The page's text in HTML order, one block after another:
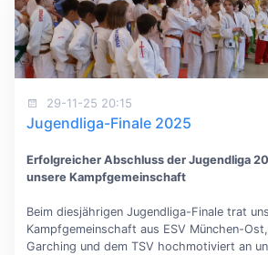
29-11-25 20:15
Jugendliga-Finale 2025
Erfolgreicher Abschluss der Jugendliga
unsere Kampfgemeinschaft
Beim diesjährigen Jugendliga-Finale trat
Kampfgemeinschaft aus ESV München-
Garching und dem TSV hochmotiviert an